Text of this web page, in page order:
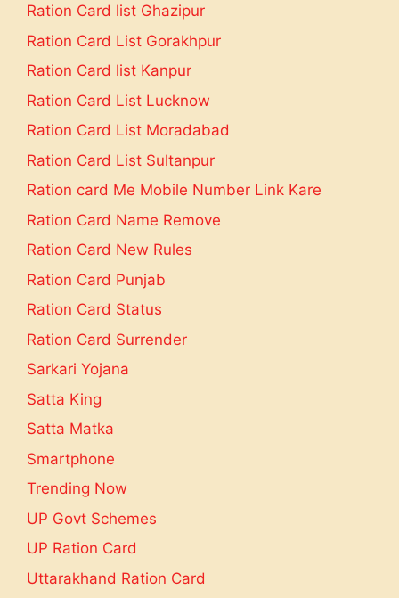
Ration Card list Ghazipur
Ration Card List Gorakhpur
Ration Card list Kanpur
Ration Card List Lucknow
Ration Card List Moradabad
Ration Card List Sultanpur
Ration card Me Mobile Number Link Kare
Ration Card Name Remove
Ration Card New Rules
Ration Card Punjab
Ration Card Status
Ration Card Surrender
Sarkari Yojana
Satta King
Satta Matka
Smartphone
Trending Now
UP Govt Schemes
UP Ration Card
Uttarakhand Ration Card